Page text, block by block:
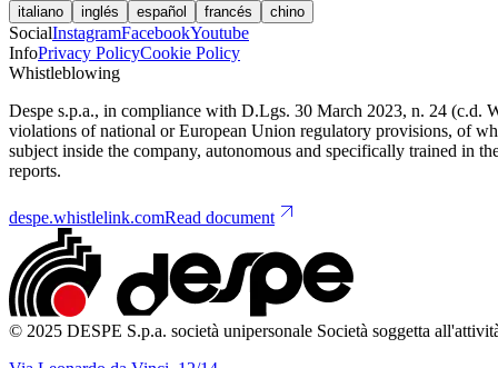
italiano inglés español francés chino
SocialInstagramFacebookYoutube
InfoPrivacy PolicyCookie Policy
Whistleblowing
Despe s.p.a., in compliance with D.Lgs. 30 March 2023, n. 24 (c.d.
violations of national or European Union regulatory provisions, of
subject inside the company, autonomous and specifically trained in
reports.
despe.whistlelink.comRead document
© 2025 DESPE S.p.a. società unipersonale Società soggetta